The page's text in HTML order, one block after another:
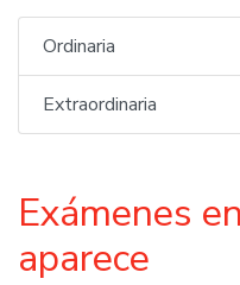
Ordinaria
Extraordinaria
Exámenes
aparece